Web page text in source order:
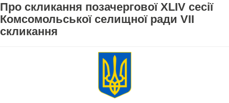
Про скликання позачергової XLIV сесії
Комсомольської селищної ради VII
скликання